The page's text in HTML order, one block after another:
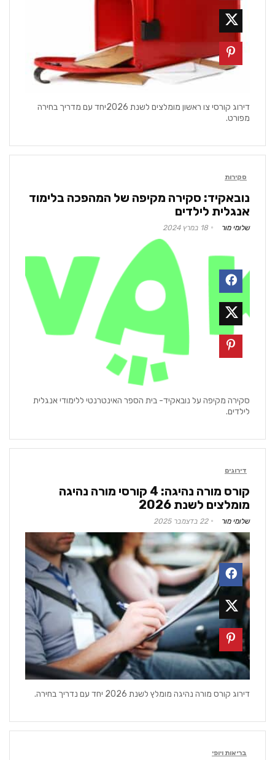
דירוג קורסי צו ראשון מומלצים לשנת 2026יחד עם מדריך בחירה
מפורט.
סקירות
נובאקיד: סקירה מקיפה של המהפכה בלימוד
אנגלית לילדים
שלומי מור 18 במרץ 2024
סקירה מקיפה על נובאקיד- בית הספר האינטרנטי ללימודי אנגלית
לילדים.
דירוגים
קורס מורה נהיגה: 4 קורסי מורה נהיגה
מומלצים לשנת 2026
שלומי מור 22 בדצמבר 2025
דירוג קורס מורה נהיגה מומלץ לשנת 2026 יחד עם נדריך בחירה.
בריאות ויופי